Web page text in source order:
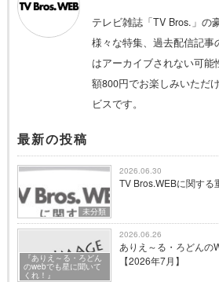
テレビ雑誌「TV Bros.」の
様々な特集、過去配信記
はアーカイブされない可能
額800円でお楽しみいただ
ビスです。
最新の投稿
未分類
2026.06.30
TV Bros.WEBに関する
『ありえ～る・ろどん
のwebでも星に聞いて
くれ！』
2026.06.26
ありえ～る・ろどんの
【2026年7月】